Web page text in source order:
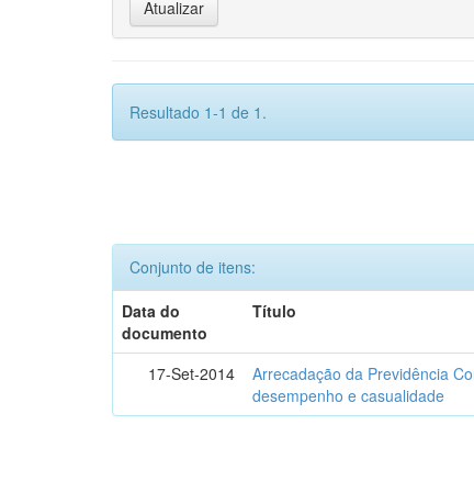
Resultado 1-1 de 1.
Conjunto de itens:
Data do
documento
Título
17-Set-2014
Arrecadação da Previdência
desempenho e casualidade